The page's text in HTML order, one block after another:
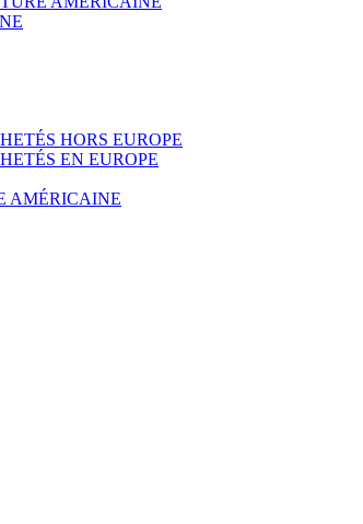
HORS EUROPE
EN EUROPE
AMÉRICAINE